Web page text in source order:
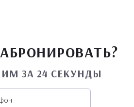
ЗА 24 СЕКУНДЫ